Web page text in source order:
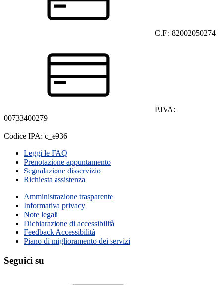
C.F.: 82002050274
P.IVA:
00733400279
Codice IPA: c_e936
Leggi le FAQ
Prenotazione appuntamento
Segnalazione disservizio
Richiesta assistenza
Amministrazione trasparente
Informativa privacy
Note legali
Dichiarazione di accessibilità
Feedback Accessibilità
Piano di miglioramento dei servizi
Seguici su